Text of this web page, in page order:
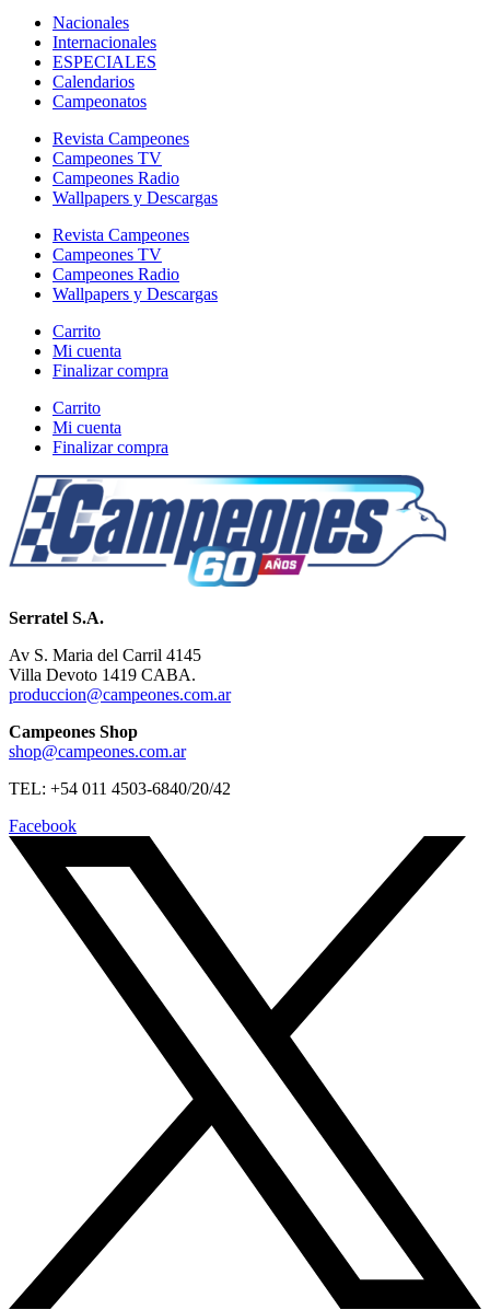
Nacionales
Internacionales
ESPECIALES
Calendarios
Campeonatos
Revista Campeones
Campeones TV
Campeones Radio
Wallpapers y Descargas
Revista Campeones
Campeones TV
Campeones Radio
Wallpapers y Descargas
Carrito
Mi cuenta
Finalizar compra
Carrito
Mi cuenta
Finalizar compra
Serratel S.A.
Av S. Maria del Carril 4145
Villa Devoto 1419 CABA.
produccion@campeones.com.ar
Campeones Shop
shop@campeones.com.ar
TEL: +54 011 4503-6840/20/42
Facebook